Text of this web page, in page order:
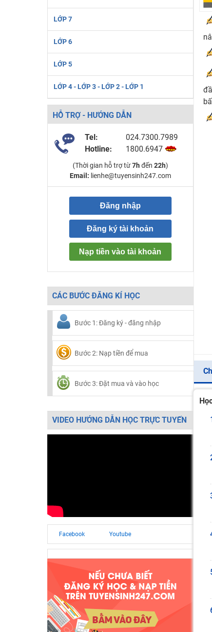
LỚP 7
LỚP 6
LỚP 5
LỚP 4 - LỚP 3 - LỚP 2 - LỚP 1
HỖ TRỢ - HƯỚNG DẪN
Tel:
024.7300.7989
Hotline:
1800.6947
(Thời gian hỗ trợ từ7h đến 22h)
Email: lienhe@tuyensinh247.com
Đăng nhập
Đăng ký tài khoản
Nạp tiền vào tài khoản
CÁC BƯỚC ĐĂNG KÍ HỌC
Bước 1: Đăng ký - đăng nhập
Bước 2: Nạp tiền để mua
Bước 3: Đặt mua và vào học
VIDEO HƯỚNG DẪN HỌC TRỰC TUYẾN
Facebook Youtube